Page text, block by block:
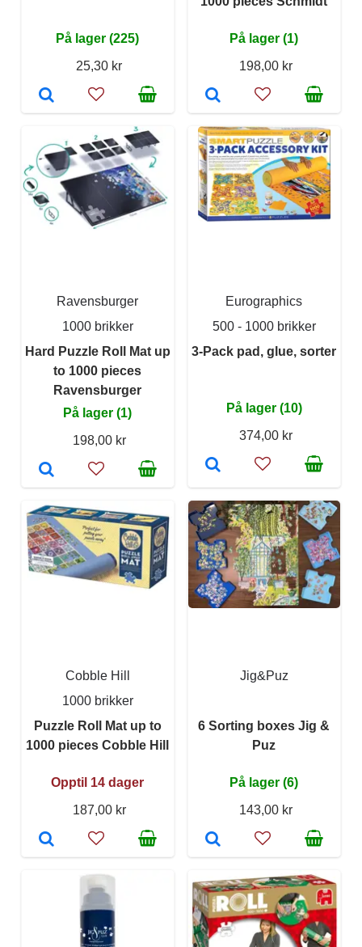
På lager (225)
25,30 kr
På lager (1)
198,00 kr
Ravensburger
1000 brikker
Hard Puzzle Roll Mat up
to 1000 pieces
Ravensburger
På lager (1)
198,00 kr
Eurographics
500 - 1000 brikker
3-Pack pad, glue, sorter
På lager (10)
374,00 kr
Cobble Hill
1000 brikker
Puzzle Roll Mat up to
1000 pieces Cobble Hill
Opptil 14 dager
187,00 kr
Jig&Puz
6 Sorting boxes Jig &
Puz
På lager (6)
143,00 kr